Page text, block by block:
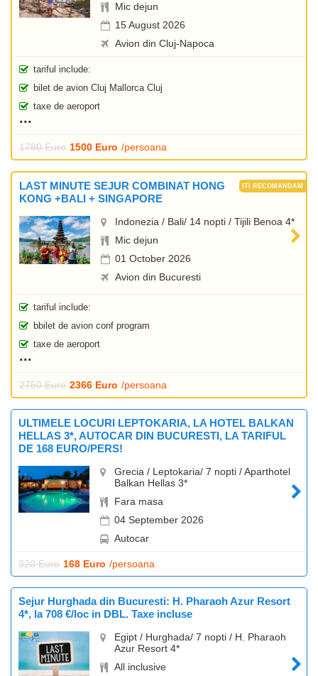
Mic dejun
15 August 2026
Avion din Cluj-Napoca
tariful include:
bilet de avion Cluj Mallorca Cluj
taxe de aeroport
1780 Euro 1500 Euro /persoana
LAST MINUTE SEJUR COMBINAT HONG
KONG +BALI + SINGAPORE
Indonezia / Bali/ 14 nopti / Tijili Benoa 4*
Mic dejun
01 October 2026
Avion din Bucuresti
tariful include:
bbilet de avion conf program
taxe de aeroport
2750 Euro 2366 Euro /persoana
ULTIMELE LOCURI LEPTOKARIA, LA HOTEL BALKAN
HELLAS 3*, AUTOCAR DIN BUCURESTI, LA TARIFUL
DE 168 EURO/PERS!
Grecia / Leptokaria/ 7 nopti / Aparthotel
Balkan Hellas 3*
Fara masa
04 September 2026
Autocar
320 Euro 168 Euro /persoana
Sejur Hurghada din Bucuresti: H. Pharaoh Azur Resort
4*, la 708 €/loc in DBL. Taxe incluse
Egipt / Hurghada/ 7 nopti / H. Pharaoh
Azur Resort 4*
All inclusive